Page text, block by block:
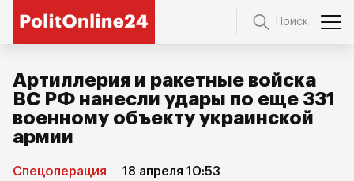
Поиск
Артиллерия и ракетные войска
ВС РФ нанесли удары по еще 331
военному объекту украинской
армии
Спецоперация 18 апреля 10:53